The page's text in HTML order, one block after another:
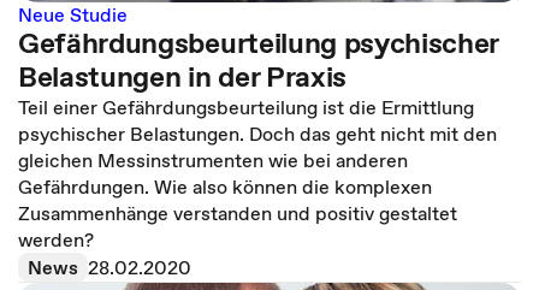
Neue Studie
Gefährdungsbeurteilung psychischer
Belastungen in der Praxis
Teil einer Gefährdungsbeurteilung ist die Ermittlung
psychischer Belastungen. Doch das geht nicht mit den
gleichen Messinstrumenten wie bei anderen
Gefährdungen. Wie also können die komplexen
Zusammenhänge verstanden und positiv gestaltet
werden?
News 28.02.2020